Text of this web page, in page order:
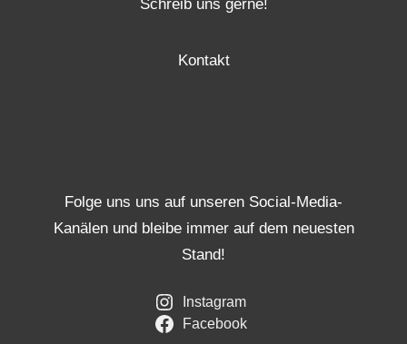
Schreib uns gerne!
Kontakt
Folge uns uns auf unseren Social-Media-
Kanälen und bleibe immer auf dem neuesten
Stand!
Instagram
Facebook